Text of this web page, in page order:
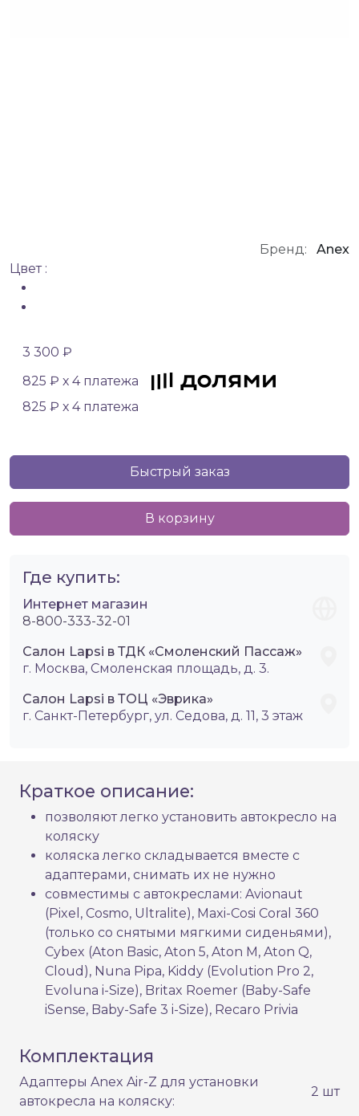
Бренд:
Anex
Цвет :
3 300 ₽
825 ₽ х 4 платежа
825 ₽ х 4 платежа
Быстрый заказ
В корзину
Где купить:
Интернет магазин
8-800-333-32-01
Салон Lapsi в ТДК «Смоленский Пассаж»
г. Москва, Смоленская площадь, д. 3.
Салон Lapsi в ТОЦ «Эврика»
г. Санкт-Петербург, ул. Седова, д. 11, 3 этаж
Краткое описание:
позволяют легко установить автокресло на
коляску
коляска легко складывается вместе с
адаптерами, снимать их не нужно
совместимы с автокреслами: Avionaut
(Pixel, Cosmo, Ultralite), Maxi-Cosi Coral 360
(только со снятыми мягкими сиденьями),
Cybex (Aton Basic, Aton 5, Aton M, Aton Q,
Cloud), Nuna Pipa, Kiddy (Evolution Pro 2,
Evoluna i-Size), Britax Roemer (Baby-Safe
iSense, Baby-Safe 3 i-Size), Recaro Privia
Комплектация
Адаптеры Anex Air-Z для установки
автокресла на коляску:
2 шт